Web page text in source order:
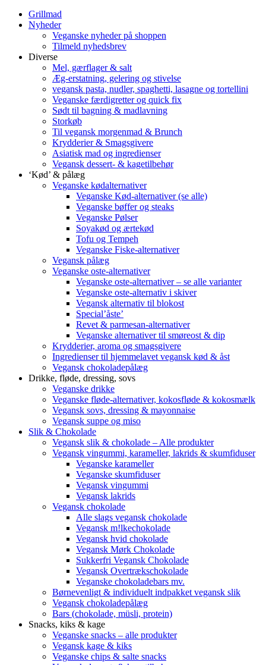
Grillmad
Nyheder
Veganske nyheder på shoppen
Tilmeld nyhedsbrev
Diverse
Mel, gærflager & salt
Æg-erstatning, gelering og stivelse
vegansk pasta, nudler, spaghetti, lasagne og tortellini
Veganske færdigretter og quick fix
Sødt til bagning & madlavning
Storkøb
Til vegansk morgenmad & Brunch
Krydderier & Smagsgivere
Asiatisk mad og ingredienser
Vegansk dessert- & kagetilbehør
‘Kød’ & pålæg
Veganske kødalternativer
Veganske Kød-alternativer (se alle)
Veganske bøffer og steaks
Veganske Pølser
Soyakød og ærtekød
Tofu og Tempeh
Veganske Fiske-alternativer
Vegansk pålæg
Veganske oste-alternativer
Veganske oste-alternativer – se alle varianter
Veganske oste-alternativ i skiver
Vegansk alternativ til blokost
Special’åste’
Revet & parmesan-alternativer
Veganske alternativer til smøreost & dip
Krydderier, aroma og smagsgivere
Ingredienser til hjemmelavet vegansk kød & åst
Vegansk chokoladepålæg
Drikke, fløde, dressing, sovs
Veganske drikke
Veganske fløde-alternativer, kokosfløde & kokosmælk
Vegansk sovs, dressing & mayonnaise
Vegansk suppe og miso
Slik & Chokolade
Vegansk slik & chokolade – Alle produkter
Vegansk vingummi, karameller, lakrids & skumfiduser
Veganske karameller
Veganske skumfiduser
Vegansk vingummi
Vegansk lakrids
Vegansk chokolade
Alle slags vegansk chokolade
Vegansk m!lkechokolade
Vegansk hvid chokolade
Vegansk Mørk Chokolade
Sukkerfri Vegansk Chokolade
Vegansk Overtrækschokolade
Veganske chokoladebars mv.
Børnevenligt & individuelt indpakket vegansk slik
Vegansk chokoladepålæg
Bars (chokolade, müsli, protein)
Snacks, kiks & kage
Veganske snacks – alle produkter
Vegansk kage & kiks
Veganske chips & salte snacks